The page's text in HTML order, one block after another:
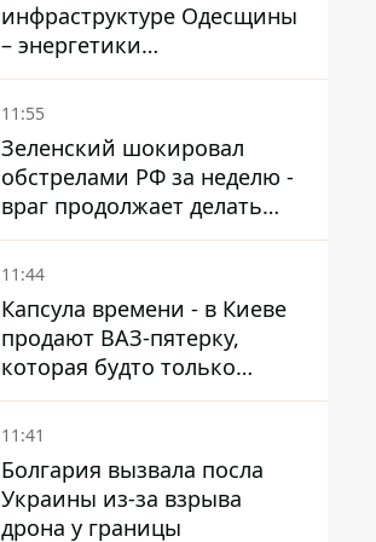
инфраструктуре Одесщины
– энергетики
восстанавливают свет
11:55
Зеленский шокировал
обстрелами РФ за неделю -
враг продолжает делать
ставку на баллистический
террор
11:44
Капсула времени - в Киеве
продают ВАЗ-пятерку,
которая будто только
сошла с конвейера
11:41
Болгария вызвала посла
Украины из-за взрыва
дрона у границы